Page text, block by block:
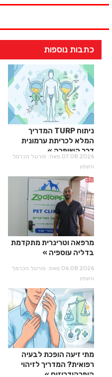
כתבות נוספות
ניתוח TURP המדריך
המלא לכריתת ערמונית
דרך השופכה
07.08.2026 מאת: פורטל הכרמל
והצפון
מרפאה וטרינרית מתקדמת
בדליה עוספיה
06.08.2026 מאת: פורטל הכרמל
והצפון
מתי זיעה הופכת לבעיה
רפואית? המדריך לזיהוי
היפרהידרוזיס